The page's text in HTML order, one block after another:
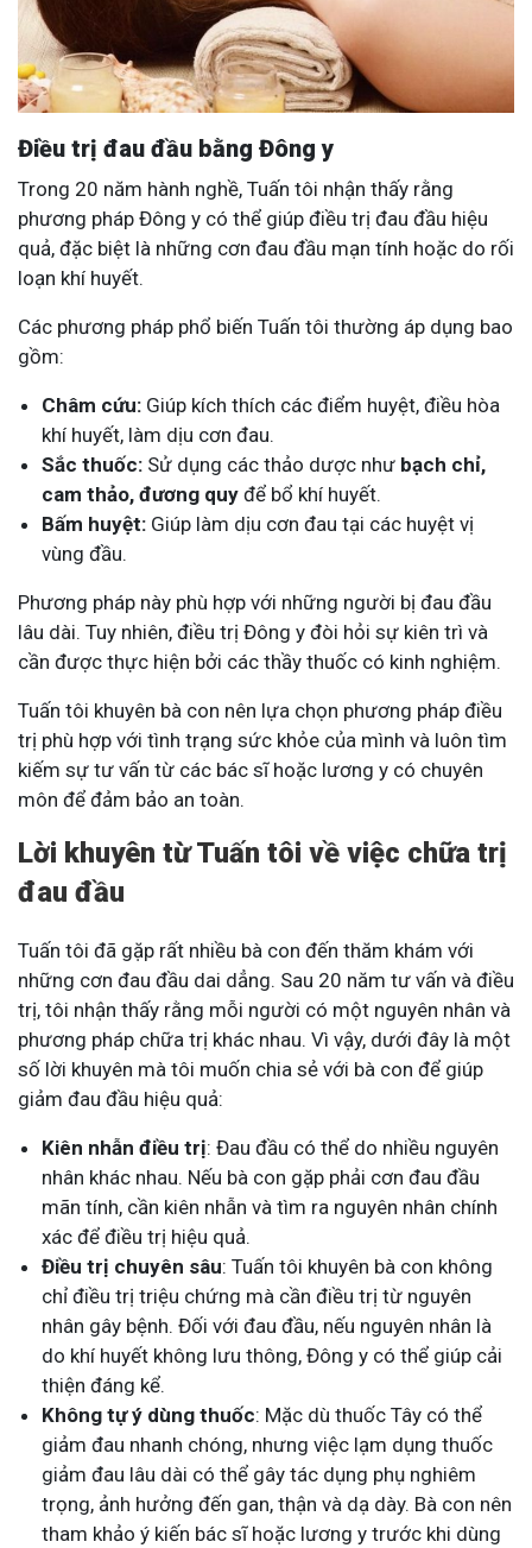
Điều trị đau đầu bằng Đông y
Trong 20 năm hành nghề, Tuấn tôi nhận thấy rằng
phương pháp Đông y có thể giúp điều trị đau đầu hiệu
quả, đặc biệt là những cơn đau đầu mạn tính hoặc do rối
loạn khí huyết.
Các phương pháp phổ biến Tuấn tôi thường áp dụng bao
gồm:
Châm cứu: Giúp kích thích các điểm huyệt, điều hòa
khí huyết, làm dịu cơn đau.
Sắc thuốc: Sử dụng các thảo dược như bạch chỉ,
cam thảo, đương quy để bổ khí huyết.
Bấm huyệt: Giúp làm dịu cơn đau tại các huyệt vị
vùng đầu.
Phương pháp này phù hợp với những người bị đau đầu
lâu dài. Tuy nhiên, điều trị Đông y đòi hỏi sự kiên trì và
cần được thực hiện bởi các thầy thuốc có kinh nghiệm.
Tuấn tôi khuyên bà con nên lựa chọn phương pháp điều
trị phù hợp với tình trạng sức khỏe của mình và luôn tìm
kiếm sự tư vấn từ các bác sĩ hoặc lương y có chuyên
môn để đảm bảo an toàn.
Lời khuyên từ Tuấn tôi về việc chữa trị
đau đầu
Tuấn tôi đã gặp rất nhiều bà con đến thăm khám với
những cơn đau đầu dai dẳng. Sau 20 năm tư vấn và điều
trị, tôi nhận thấy rằng mỗi người có một nguyên nhân và
phương pháp chữa trị khác nhau. Vì vậy, dưới đây là một
số lời khuyên mà tôi muốn chia sẻ với bà con để giúp
giảm đau đầu hiệu quả:
Kiên nhẫn điều trị: Đau đầu có thể do nhiều nguyên
nhân khác nhau. Nếu bà con gặp phải cơn đau đầu
mãn tính, cần kiên nhẫn và tìm ra nguyên nhân chính
xác để điều trị hiệu quả.
Điều trị chuyên sâu: Tuấn tôi khuyên bà con không
chỉ điều trị triệu chứng mà cần điều trị từ nguyên
nhân gây bệnh. Đối với đau đầu, nếu nguyên nhân là
do khí huyết không lưu thông, Đông y có thể giúp cải
thiện đáng kể.
Không tự ý dùng thuốc: Mặc dù thuốc Tây có thể
giảm đau nhanh chóng, nhưng việc lạm dụng thuốc
giảm đau lâu dài có thể gây tác dụng phụ nghiêm
trọng, ảnh hưởng đến gan, thận và dạ dày. Bà con nên
tham khảo ý kiến bác sĩ hoặc lương y trước khi dùng